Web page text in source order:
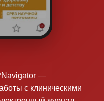
—
с клиническими